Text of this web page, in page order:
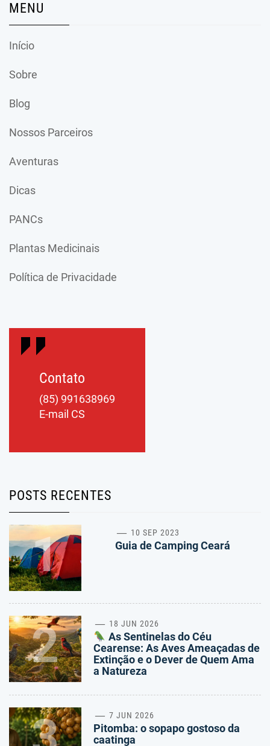
MENU
Início
Sobre
Blog
Nossos Parceiros
Aventuras
Dicas
PANCs
Plantas Medicinais
Política de Privacidade
Contato
(85) 991638969
E-mail CS
POSTS RECENTES
1 10 SEP 2023
Guia de Camping Ceará
2 18 JUN 2026
As Sentinelas do Céu
Cearense: As Aves Ameaçadas de
Extinção e o Dever de Quem Ama
a Natureza
7 JUN 2026
Pitomba: o sopapo gostoso da
caatinga